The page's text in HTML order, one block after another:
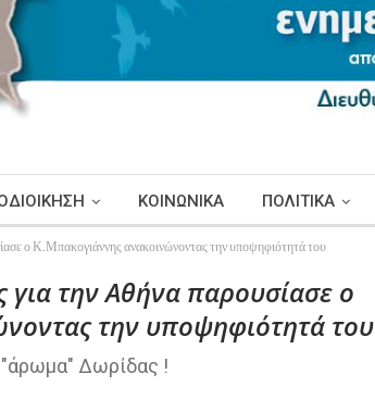
ΚΟΙΝΩΝΙΚΑ ΠΟΛΙΤΙΚΑ
ο Κ.Μπακογιάννης ανακοινώνοντας την υποψηφιότητά του
για την Αθήνα παρουσίασε ο
την υποψηφιότητά του
"άρωμα" Δωρίδας !